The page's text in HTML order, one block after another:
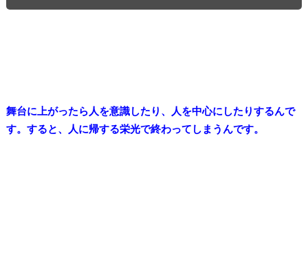
舞台に上がったら人を意識したり、人を中心にしたりするんで
す。すると、人に帰する栄光で終わってしまうんです。